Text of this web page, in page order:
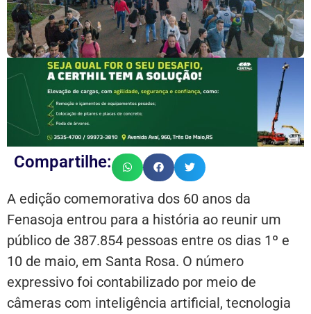
Compartilhe:
A edição comemorativa dos 60 anos da
Fenasoja entrou para a história ao reunir um
público de 387.854 pessoas entre os dias 1º e
10 de maio, em Santa Rosa. O número
expressivo foi contabilizado por meio de
câmeras com inteligência artificial, tecnologia